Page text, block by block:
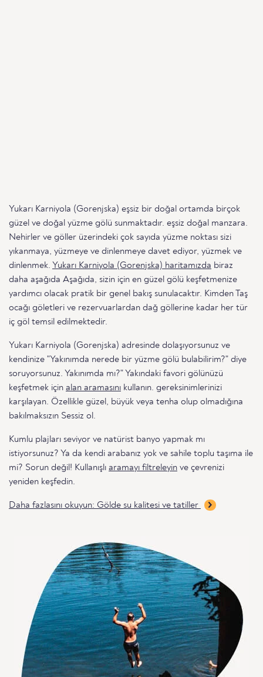
Yukarı Karniyola (Gorenjska) eşsiz bir doğal ortamda birçok
güzel ve doğal yüzme gölü sunmaktadır. eşsiz doğal manzara.
Nehirler ve göller üzerindeki çok sayıda yüzme noktası sizi
yıkanmaya, yüzmeye ve dinlenmeye davet ediyor, yüzmek ve
dinlenmek. Yukarı Karniyola (Gorenjska) haritamızda biraz
daha aşağıda Aşağıda, sizin için en güzel gölü keşfetmenize
yardımcı olacak pratik bir genel bakış sunulacaktır. Kimden Taş
ocağı göletleri ve rezervuarlardan dağ göllerine kadar her tür
iç göl temsil edilmektedir.
Yukarı Karniyola (Gorenjska) adresinde dolaşıyorsunuz ve
kendinize "Yakınımda nerede bir yüzme gölü bulabilirim?" diye
soruyorsunuz. Yakınımda mı?" Yakındaki favori gölünüzü
keşfetmek için alan aramasını kullanın. gereksinimlerinizi
karşılayan. Özellikle güzel, büyük veya tenha olup olmadığına
bakılmaksızın Sessiz ol.
Kumlu plajları seviyor ve natürist banyo yapmak mı
istiyorsunuz? Ya da kendi arabanız yok ve sahile toplu taşıma ile
mi? Sorun değil! Kullanışlı aramayı filtreleyin ve çevrenizi
yeniden keşfedin.
Daha fazlasını okuyun: Gölde su kalitesi ve tatiller